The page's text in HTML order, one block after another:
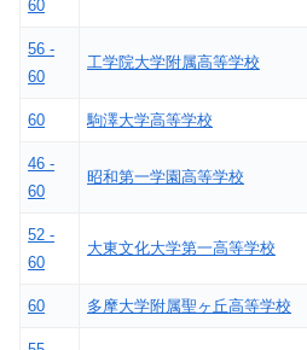
60
56 -
60
工学院大学附属高等学校
60 駒澤大学高等学校
46 -
60
昭和第一学園高等学校
52 -
60
大東文化大学第一高等学校
60 多摩大学附属聖ヶ丘高等学校